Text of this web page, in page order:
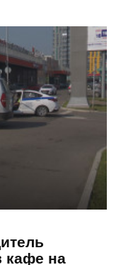
кафе на